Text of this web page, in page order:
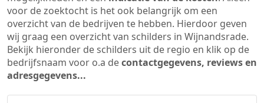
voor de zoektocht is het ook belangrijk om een
overzicht van de bedrijven te hebben. Hierdoor geven
wij graag een overzicht van schilders in Wijnandsrade.
Bekijk hieronder de schilders uit de regio en klik op de
bedrijfsnaam voor o.a decontactgegevens, reviews en
adresgegevens...